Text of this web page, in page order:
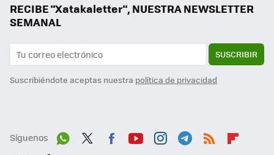
RECIBE "Xatakaletter", NUESTRA NEWSLETTER
SEMANAL
SUSCRIBIR
Suscribiéndote aceptas nuestra política de privacidad
Síguenos